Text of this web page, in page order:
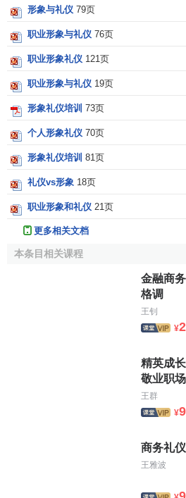
则指导下，把握公务活动过程中特
公务活动的效率和成功率。公务礼
工作汇报、 办公室礼仪
送礼仪等。
书信和其他文字方式表达情感的礼
可以达到彼此交流思想、互通信息
的礼仪文书有：礼仪书信，如邀请信
仪电报；
等等。
（6）
它体现在商务活动的各个环节之中。
商品采购到销售，从
员，如果能够时时按照商务礼仪的
造商业企业的良好形象，促进
作用。商务礼仪主要包括柜台待客
（7）习俗礼仪。不同的国家、
风俗习惯。充分了解这些风俗习惯
重这些风俗习惯，有助于促进交往
主要包括日常生活礼俗、岁时节令
形象与礼仪 79页
职业形象与礼仪 76页
职业形象礼仪 121页
职业形象与礼仪 19页
形象礼仪培训 73页
个人形象礼仪 70页
形象礼仪培训 81页
礼仪vs形象 18页
职业形象和礼仪 21页
更多相关文档
本条目相关课程
金融商
格调
王钊
¥
精英成
敬业职
王群
¥
商务礼
王雅波